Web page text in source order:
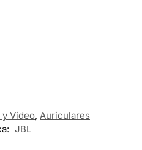
y Video, Auriculares
JBL